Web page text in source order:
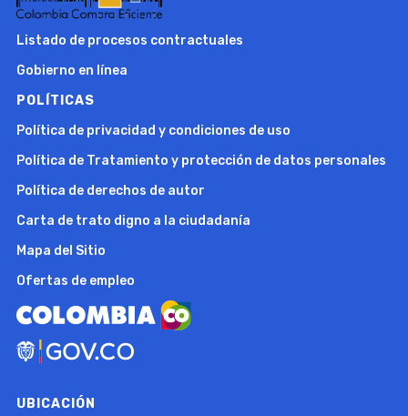
Listado de procesos contractuales
Gobierno en línea
POLÍTICAS
Política de privacidad y condiciones de uso
Política de Tratamiento y protección de datos personales
Política de derechos de autor
Carta de trato digno a la ciudadanía
Mapa del Sitio
Ofertas de empleo
UBICACIÓN